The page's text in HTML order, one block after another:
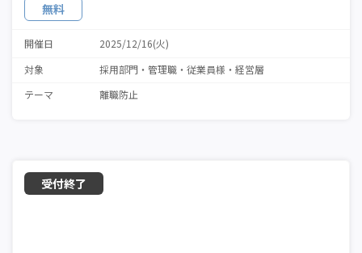
無料
開催日
2025/12/16(火)
対象
採用部門 管理職・従業員様
経営層
テーマ
離職防止